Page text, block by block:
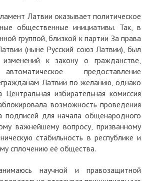
Латвии оказывает политическое
общественные инициативы. Так, в
группой, близкой к партии За права
(ныне Русский союз Латвии), был
к закону о гражданстве,
предоставление
Латвии по желанию, однако
избирательная комиссия
возможность проведения
подписей для начала общенародного
важнейшему вопросу, призванному
стабильность в республике и
сплочению её общества.
научной и правозащитной